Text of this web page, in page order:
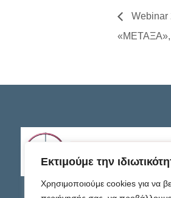
Εκτιμούμε την
Χρησιμοποιούμε cookies για να
Webinar